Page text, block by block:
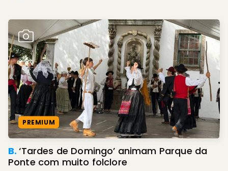
PREMIUM
B.‘Tardes de Domingo’ animam Parque da
Ponte com muito folclore